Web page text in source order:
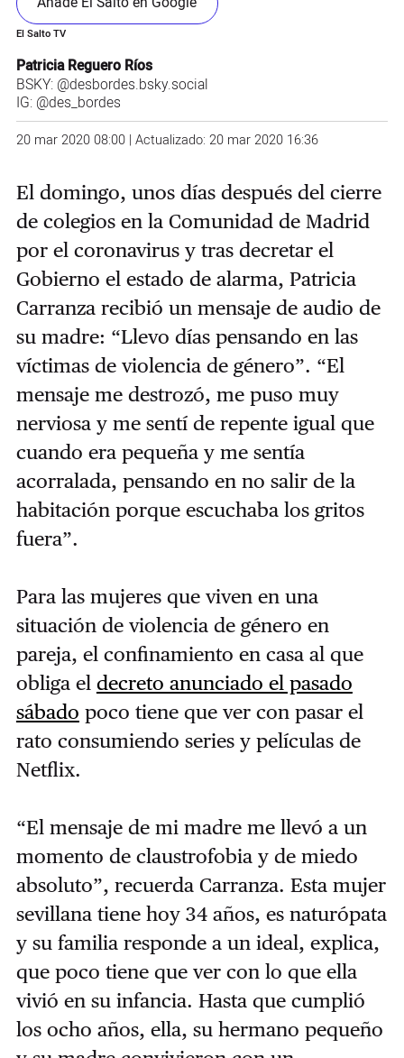
El Salto TV
Patricia Reguero Ríos
BSKY: @desbordes.bsky.social
IG: @des_bordes
20 mar 2020 08:00 | Actualizado: 20 mar 2020 16:36
El domingo, unos días después del cierre
de colegios en la Comunidad de Madrid
por el coronavirus y tras decretar el
Gobierno el estado de alarma, Patricia
Carranza recibió un mensaje de audio de
su madre: “Llevo días pensando en las
víctimas de violencia de género”. “El
mensaje me destrozó, me puso muy
nerviosa y me sentí de repente igual que
cuando era pequeña y me sentía
acorralada, pensando en no salir de la
habitación porque escuchaba los gritos
fuera”.
Para las mujeres que viven en una
situación de violencia de género en
pareja, el confinamiento en casa al que
obliga el decreto anunciado el pasado
sábado poco tiene que ver con pasar el
rato consumiendo series y películas de
Netflix.
“El mensaje de mi madre me llevó a un
momento de claustrofobia y de miedo
absoluto”, recuerda Carranza. Esta mujer
sevillana tiene hoy 34 años, es naturópata
y su familia responde a un ideal, explica,
que poco tiene que ver con lo que ella
vivió en su infancia. Hasta que cumplió
los ocho años, ella, su hermano pequeño